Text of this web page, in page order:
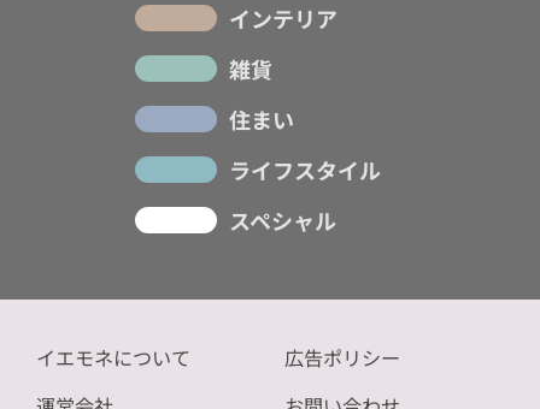
インテリア
雑貨
住まい
ライフスタイル
スペシャル
イエモネについて
広告ポリシー